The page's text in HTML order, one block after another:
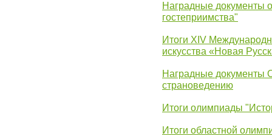
Наградные документы
гостеприимства"
Итоги XIV
искусства «Новая
Наградные документы
страноведению
Итоги олимпиады
Итоги областной